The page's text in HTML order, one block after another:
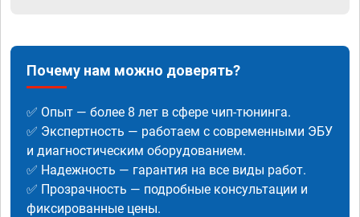
Почему нам можно доверять?
✅ Опыт — более 8 лет в сфере чип-тюнинга.
✅ Экспертность — работаем с современными ЭБУ
и диагностическим оборудованием.
✅ Надежность — гарантия на все виды работ.
✅ Прозрачность — подробные консультации и
фиксированные цены.